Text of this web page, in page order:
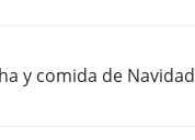
y comida de Navidad